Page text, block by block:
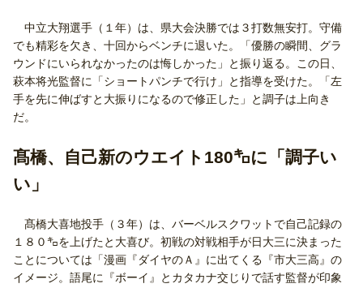
中立大翔選手（１年）は、県大会決勝では３打数無安打。守備
でも精彩を欠き、十回からベンチに退いた。「優勝の瞬間、グラ
ウンドにいられなかったのは悔しかった」と振り返る。この日、
萩本将光監督に「ショートパンチで行け」と指導を受けた。「左
手を先に伸ばすと大振りになるので修正した」と調子は上向き
だ。
髙橋、自己新のウエイト180㌔に「調子い
い」
髙橋大喜地投手（３年）は、バーベルスクワットで自己記録の
１８０㌔を上げたと大喜び。初戦の対戦相手が日大三に決まった
ことについては「漫画『ダイヤのＡ』に出てくる『市大三高』の
イメージ。語尾に『ボーイ』とカタカナ交じりで話す監督が印象